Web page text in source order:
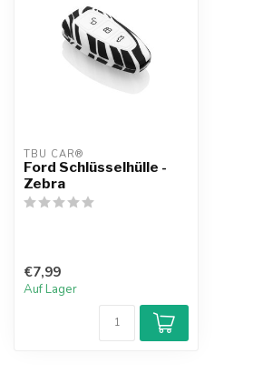
TBU CAR®
Ford Schlüsselhülle -
Zebra
€7,99
Auf Lager